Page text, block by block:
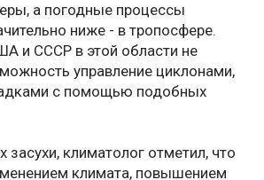
а погодные процессы
ниже - в тропосфере.
и СССР в этой области не
управление циклонами,
с помощью подобных
засухи, климатолог отметил, что
климата, повышением